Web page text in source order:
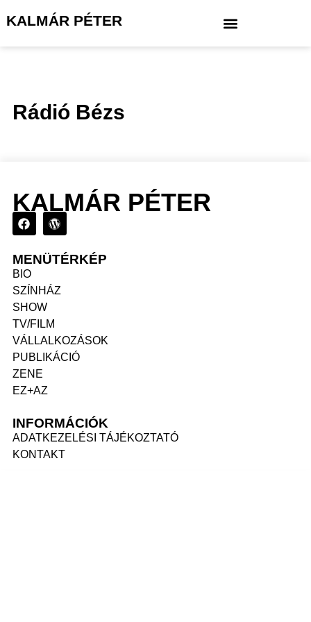
KALMÁR PÉTER
Rádió Bézs
KALMÁR PÉTER
MENÜTÉRKÉP
BIO
SZÍNHÁZ
SHOW
TV/FILM
VÁLLALKOZÁSOK
PUBLIKÁCIÓ
ZENE
EZ+AZ
INFORMÁCIÓK
ADATKEZELÉSI TÁJÉKOZTATÓ
KONTAKT